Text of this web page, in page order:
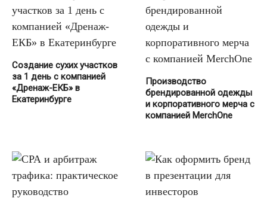
Создание сухих участков
за 1 день с компанией
«Дренаж-ЕКБ» в
Екатеринбурге
Производство
брендированной одежды
и корпоративного мерча с
компанией MerchOne